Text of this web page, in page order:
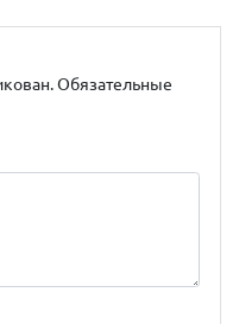
Обязательные